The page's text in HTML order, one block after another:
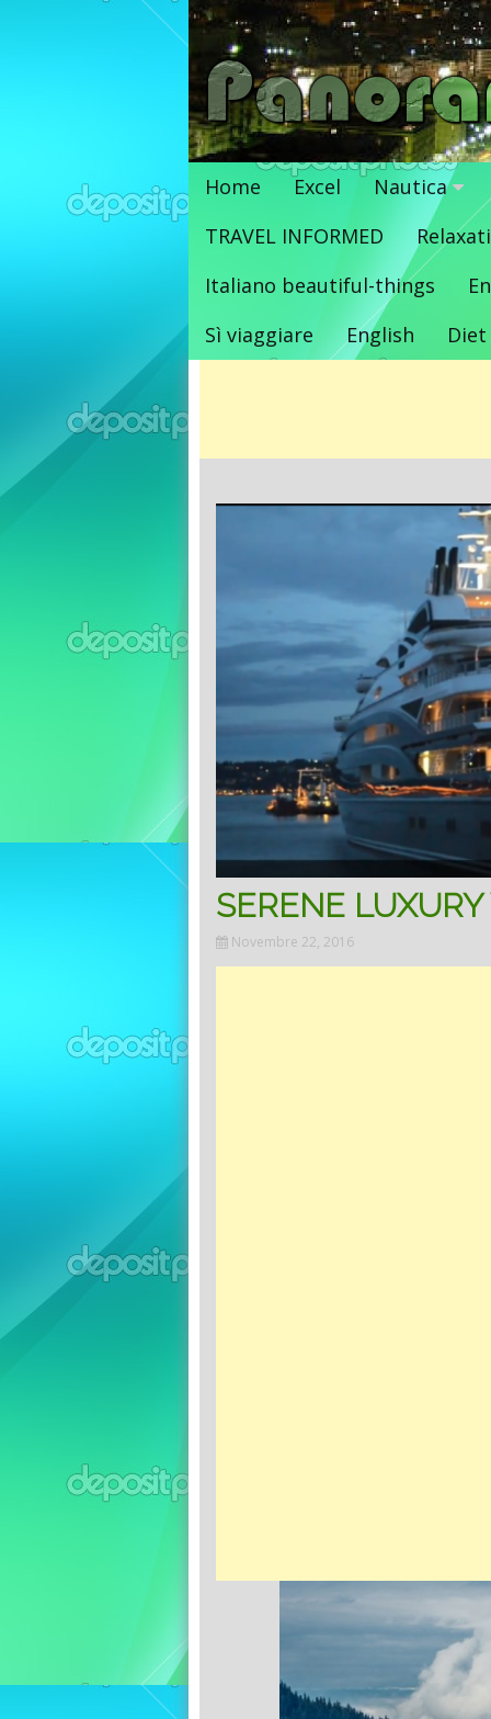
Vai
contenuto
Home Excel Nautica
TRAVEL INFORMED
Italiano beautiful-things
Sì viaggiare
English Diet
SERENE
Novembre 22, 2016